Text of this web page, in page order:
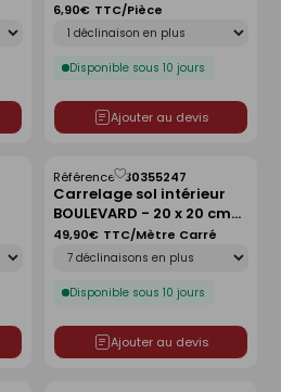
Disponible sous 10 jours
6,90€ TTC/Pièce
Ajouter au devis
Carrelage sol intérieur
BOULEVARD - 20 x 20 cm
ép.9mm - ice
Référence :30355247
Disponible sous 10 jours
49,90€ TTC/Mètre Carré
Ajouter au devis
Enregistrer
comme
liste